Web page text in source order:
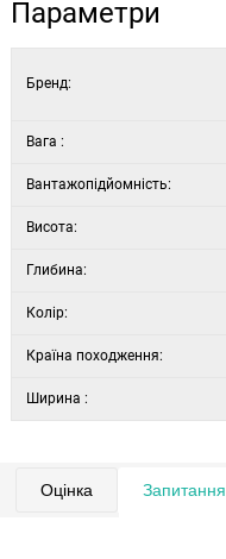
Глибина: 22 см
Колір: горіх та жовтий
Параметри
Бренд:
Вага :
Вантажопідйомність:
Висота:
Глибина:
Колір:
Країна походження:
Ширина :
Оцінка Запитання